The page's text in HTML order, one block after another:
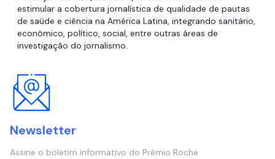
estimular a cobertura jornalística de qualidade de pautas
de saúde e ciência na América Latina, integrando sanitário,
econômico, político, social, entre outras áreas de
investigação do jornalismo.
Newsletter
Assine o boletim informativo do Prêmio Roche